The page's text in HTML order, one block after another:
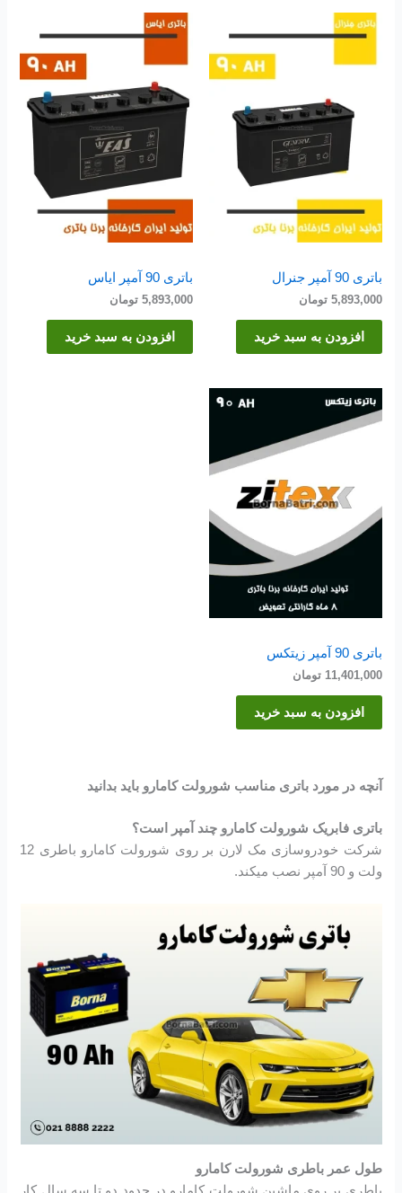
باتری 90 آمپر جنرال
5,893,000 تومان
افزودن به سبد خرید
باتری 90 آمپر ایاس
5,893,000 تومان
افزودن به سبد خرید
باتری 90 آمپر زیتکس
11,401,000 تومان
افزودن به سبد خرید
آنچه در مورد باتری مناسب شورولت کامارو باید بدانید
باتری فابریک شورولت کامارو چند آمپر است؟
شرکت خودروسازی مک لارن بر روی شورولت کامارو باطری 12
ولت و 90 آمپر نصب میکند.
طول عمر باطری شورولت کامارو